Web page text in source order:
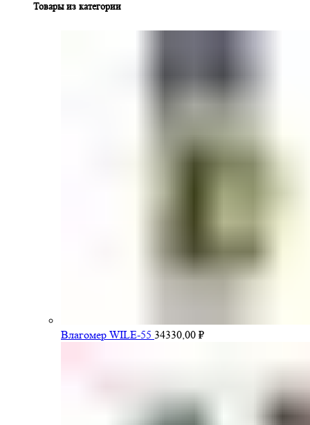
Товары из категории
Влагомер WILE-55 34330,00 ₽